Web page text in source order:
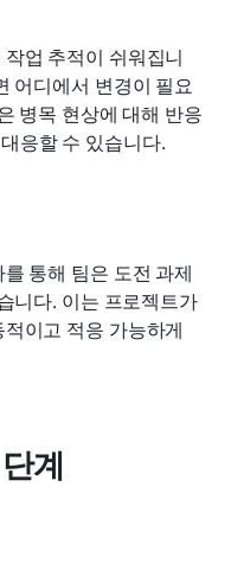
업 추적이 쉬워집니
어디에서 변경이 필요
병목 현상에 대해 반응
응할 수 있습니다.
통해 팀은 도전 과제
니다. 이는 프로젝트가
이고 적응 가능하게
계